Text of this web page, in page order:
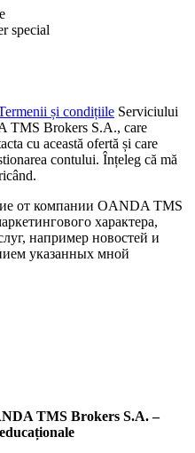
special
și condițiile Serviciului
TMS Brokers S.A., care
cu această ofertă și care
contului. Înțeleg că mă
от компании OANDA TMS
характера,
например новостей и
указанных мной
TMS Brokers S.A. –